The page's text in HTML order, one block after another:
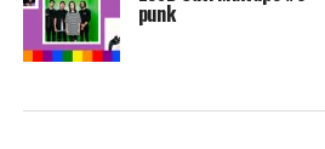
punk